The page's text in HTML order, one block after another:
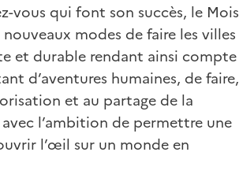
vous qui font son succès, le Mois
modes de faire les villes
et durable rendant ainsi compte
d’aventures humaines, de faire,
et au partage de la
l’ambition de permettre une
l’œil sur un monde en